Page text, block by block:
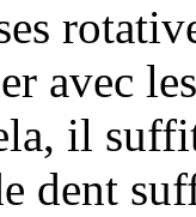
avec
il
dent